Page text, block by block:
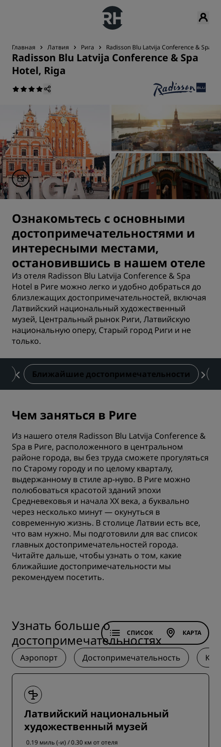
Главная Латвия Рига Radisson Blu Latvija Conference & Spa
Radisson Blu Latvija Conference & Spa
Hotel, Riga
Ознакомьтесь с основными
достопримечательностями и
интересными местами,
остановившись в нашем отеле
Из отеля Radisson Blu Latvija Conference & Spa
Hotel в Риге можно легко и удобно добраться до
близлежащих достопримечательностей, включая
Латвийский национальный художественный
музей, Центральный рынок Риги, Латвийскую
национальную оперу, Старый город Риги и не
только.
Ближайшие достопримечательности
Чем заняться в Риге
Из нашего отеля Radisson Blu Latvija Conference &
Spa в Риге, расположенного в центральном
районе города, вы без труда сможете прогуляться
по Старому городу и по целому кварталу,
выдержанному в стиле ар-нуво. В Риге можно
полюбоваться красотой зданий эпохи
Средневековья и начала XX века, а буквально
через несколько минут — окунуться в
современную жизнь. В столице Латвии есть все,
что вам нужно. Мы подготовили для вас список
главных достопримечательностей города.
Читайте дальше, чтобы узнать о том, какие
ближайшие достопримечательности мы
рекомендуем посетить.
Узнать больше о
достопримечательностях
Аэропорт Достопримечательность
СПИСОК КАРТА
Латвийский национальный
художественный музей
0.19 миль (-и) / 0.30 км от отеля